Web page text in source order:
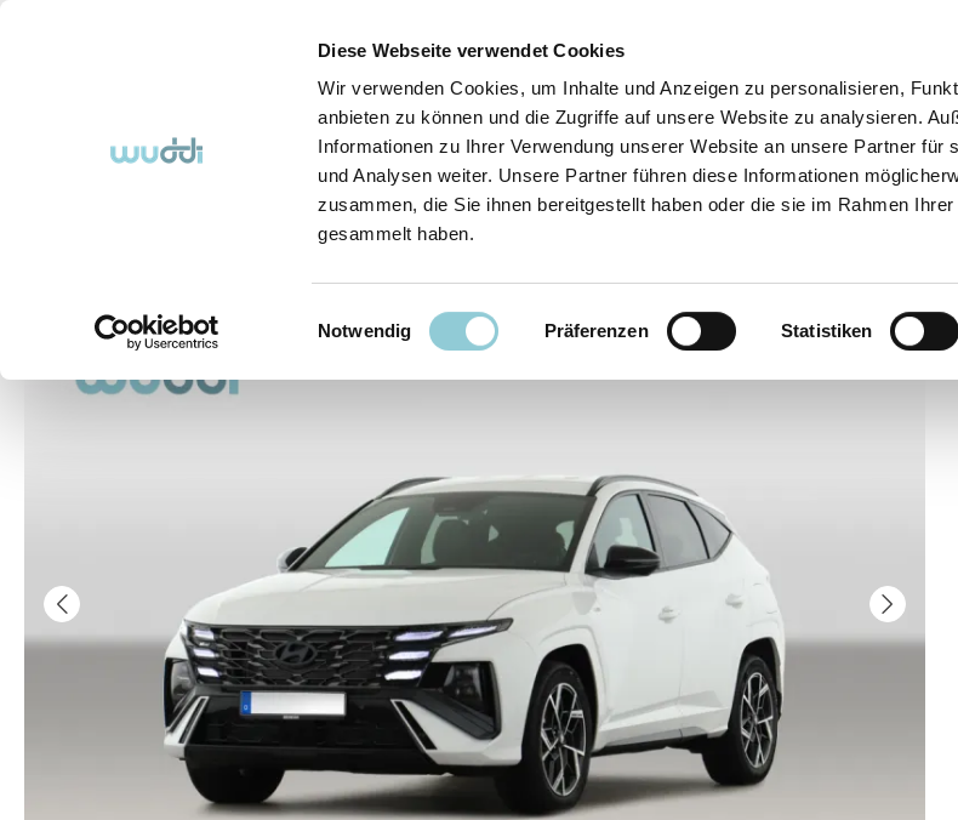
Diese Webseite verwendet Cookies
Wir verwenden Cookies, um Inhalte und Anzeigen zu personalisieren,
anbieten zu können und die Zugriffe auf unsere Website zu analysieren.
Informationen zu Ihrer Verwendung unserer Website an unsere Partner für
und Analysen weiter. Unsere Partner führen diese Informationen
zusammen, die Sie ihnen bereitgestellt haben oder die sie im Rahmen
gesammelt haben.
Einwilligungsauswahl
Notwendig Präferenzen Statistiken
Abo-Fahrzeuge So funktioniert's (FAQ) Über Uns Kontakt
Bildergalerie überspringen